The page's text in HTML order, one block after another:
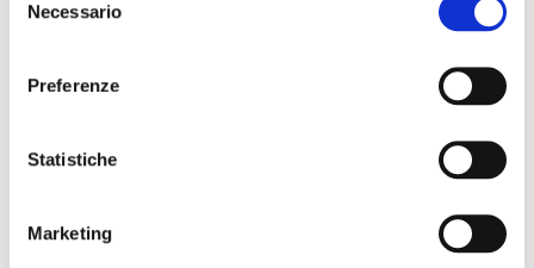
delNecessario
Preferenze
Statistiche
Marketing